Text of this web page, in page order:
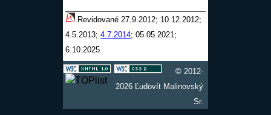
Revidované 27.9.2012; 10.12.2012;
4.5.2013; 4.7.2014; 05.05.2021;
6.10.2025
© 2012-
2026 Ľudovít Malinovský
Sr.